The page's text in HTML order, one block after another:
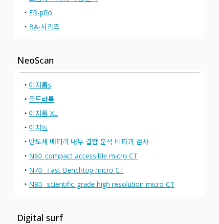
• FR-pRo
• BA-시리즈
NeoScan
• 이지톰s
• 울트라톰
• 이지톰 XL
• 이지톰
• 반도체 배터리 내부 결함 분석 비파괴 검사
• N60_compact accessible micro CT
• N70_ Fast Benchtop micro CT
• N80_ scientific-grade high resolution micro CT
Digital surf